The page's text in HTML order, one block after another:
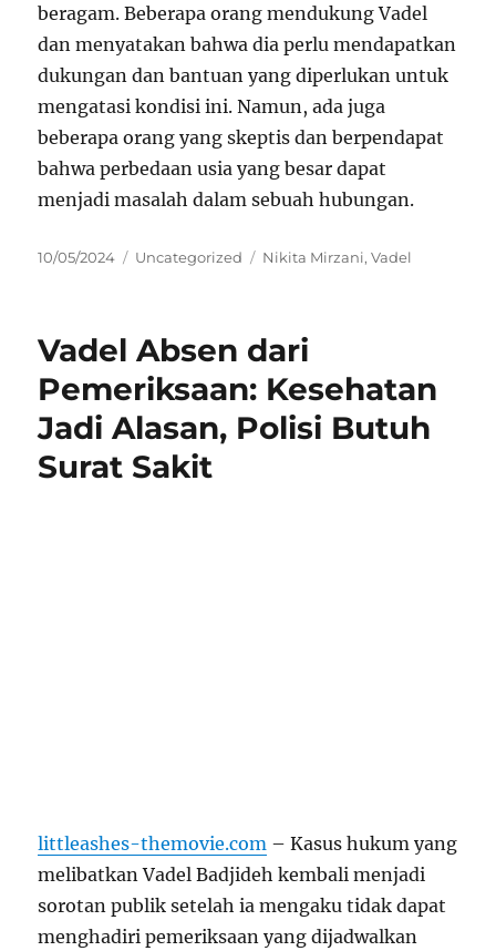
beragam. Beberapa orang mendukung Vadel
dan menyatakan bahwa dia perlu mendapatkan
dukungan dan bantuan yang diperlukan untuk
mengatasi kondisi ini. Namun, ada juga
beberapa orang yang skeptis dan berpendapat
bahwa perbedaan usia yang besar dapat
menjadi masalah dalam sebuah hubungan.
Posted
10/05/2024 Categories
Uncategorized Tags
Nikita Mirzani,Vadel
Vadel Absen dari
Pemeriksaan: Kesehatan
Jadi Alasan, Polisi Butuh
Surat Sakit
littleashes-themovie.com – Kasus hukum yang
melibatkan Vadel Badjideh kembali menjadi
sorotan publik setelah ia mengaku tidak dapat
menghadiri pemeriksaan yang dijadwalkan